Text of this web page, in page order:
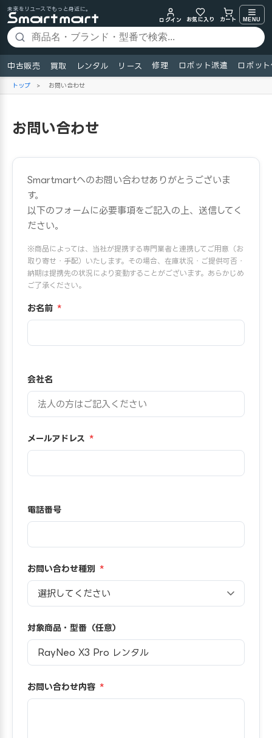
未来をリユースでもっと身近に。
ログイン
お気に入り カート MENU
中古販売 買取 レンタル リース 修理 ロボット派遣 ロボッ
トップ > お問い合わせ
お問い合わせ
Smartmartへのお問い合わせありがとうございま
す。
以下のフォームに必要事項をご記入の上、送信してく
ださい。
※商品によっては、当社が提携する専門業者と連携してご用意（お
取り寄せ・手配）いたします。その場合、在庫状況・ご提供可否・
納期は提携先の状況により変動することがございます。あらかじめ
ご了承ください。
お名前 *
会社名
メールアドレス *
電話番号
お問い合わせ種別 *
対象商品・型番（任意）
お問い合わせ内容 *